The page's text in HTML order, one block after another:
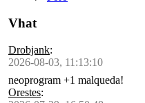
Vhat
Drobjank:
2026-08-03, 11:13:10
neoprogram +1 malqueda!
Orestes: